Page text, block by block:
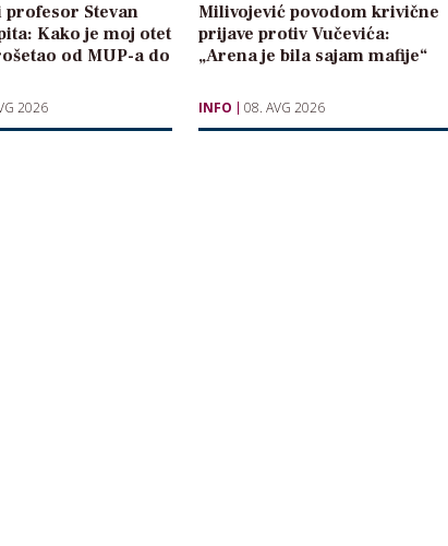
profesor Stevan
Kako je moj otet
od MUP-a do
2026
Milivojević povodom krivične
prijave protiv Vučevića:
„Arena je bila sajam mafije“
INFO 08. AVG 2026